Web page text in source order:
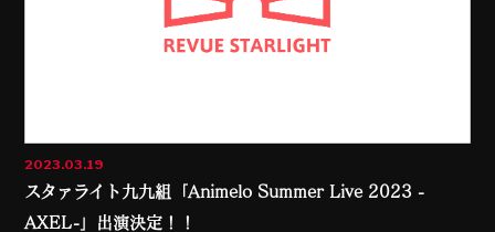
2023.03.19
スタァライト九九組「Animelo Summer Live 2023 -
AXEL-」出演決定！！